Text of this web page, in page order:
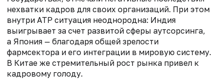
нехватки кадров для своих организаций. При этом
внутри АТР ситуация неоднородна: Индия
выигрывает за счет развитой сферы аутсорсинга,
а Япония — благодаря общей зрелости
фармсектора и его интеграции в мировую систему.
В Китае же стремительный рост рынка привел к
кадровому голоду.